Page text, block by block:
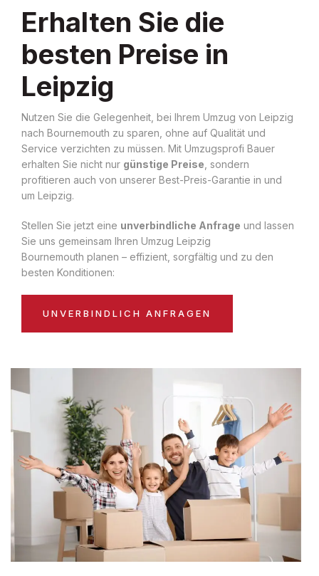
Erhalten Sie die
besten Preise in
Leipzig
Nutzen Sie die Gelegenheit, bei Ihrem Umzug von Leipzig
nach Bournemouth zu sparen, ohne auf Qualität und
Service verzichten zu müssen. Mit Umzugsprofi Bauer
erhalten Sie nicht nur günstige Preise , sondern
profitieren auch von unserer Best-Preis-Garantie in und
um Leipzig.
Stellen Sie jetzt eine unverbindliche Anfrage und lassen
Sie uns gemeinsam Ihren Umzug Leipzig
Bournemouth planen – effizient, sorgfältig und zu den
besten Konditionen:
UNVERBINDLICH ANFRAGEN